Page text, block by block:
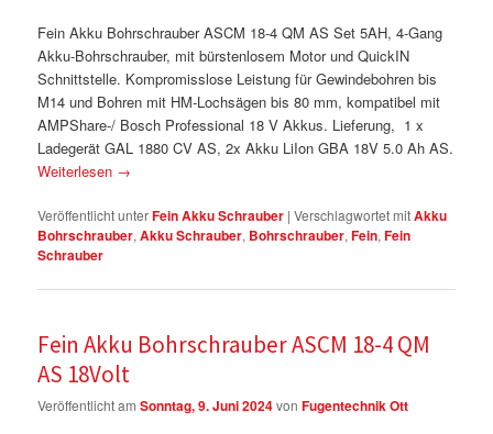
Fein Akku Bohrschrauber ASCM 18-4 QM AS Set 5AH, 4-Gang
Akku-Bohrschrauber, mit bürstenlosem Motor und QuickIN
Schnittstelle. Kompromisslose Leistung für Gewindebohren bis
M14 und Bohren mit HM-Lochsägen bis 80 mm, kompatibel mit
AMPShare-/ Bosch Professional 18 V Akkus. Lieferung, 1 x
Ladegerät GAL 1880 CV AS, 2x Akku LiIon GBA 18V 5.0 Ah AS.
Weiterlesen →
Veröffentlicht unterFein Akku Schrauber |Verschlagwortet mitAkku
Bohrschrauber,Akku Schrauber, Bohrschrauber,Fein,Fein
Schrauber
Fein Akku Bohrschrauber ASCM 18-4 QM
AS 18Volt
Veröffentlicht amSonntag, 9. Juni 2024vonFugentechnik Ott